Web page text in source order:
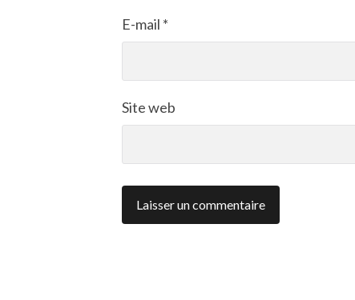
E-mail *
Site web